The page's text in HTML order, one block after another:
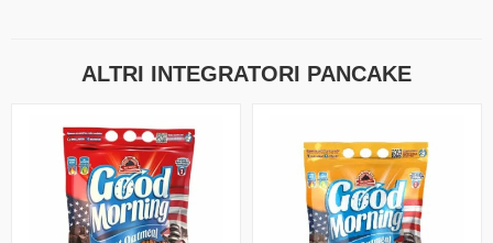
ALTRI INTEGRATORI PANCAKE